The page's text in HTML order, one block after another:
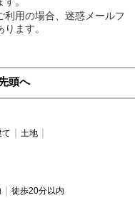
用の場合、迷惑メールフ
ます。
頭へ
て
土地
徒歩20分以内